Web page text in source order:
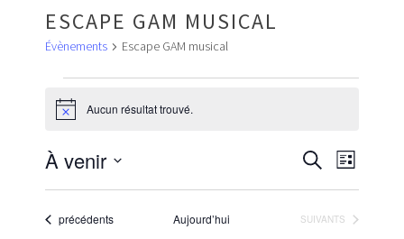
ESCAPE GAM MUSICAL
Évènements Escape GAM musical
ÉVÈNEMENTS
Notice Aucun résultat trouvé.
RECHERCHE
NAVIGATION
DE
RECHERCHE
DE
VUES
LISTE
À venir
Sélectionnez
date.
Évènements
précédents Aujourd’hui ÉVÈNEMENTS
SUIVANTS